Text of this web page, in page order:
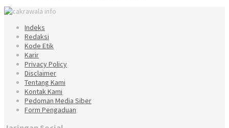
Indeks
Redaksi
Kode Etik
Karir
Privacy Policy
Disclaimer
Tentang Kami
Kontak Kami
Pedoman Media Siber
Form Pengaduan